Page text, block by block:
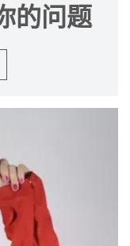
的问题